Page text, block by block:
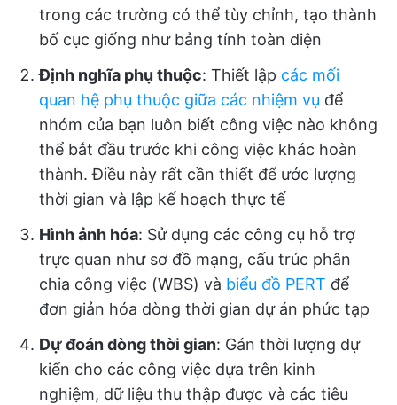
trong các trường có thể tùy chỉnh, tạo thành
bố cục giống như bảng tính toàn diện
Định nghĩa phụ thuộc: Thiết lập các mối
quan hệ phụ thuộc giữa các nhiệm vụ để
nhóm của bạn luôn biết công việc nào không
thể bắt đầu trước khi công việc khác hoàn
thành. Điều này rất cần thiết để ước lượng
thời gian và lập kế hoạch thực tế
Hình ảnh hóa: Sử dụng các công cụ hỗ trợ
trực quan như sơ đồ mạng, cấu trúc phân
chia công việc (WBS) và biểu đồ PERT để
đơn giản hóa dòng thời gian dự án phức tạp
Dự đoán dòng thời gian: Gán thời lượng dự
kiến cho các công việc dựa trên kinh
nghiệm, dữ liệu thu thập được và các tiêu